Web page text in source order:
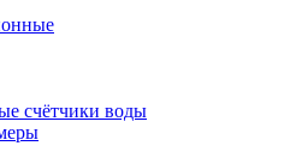
счётчики воды